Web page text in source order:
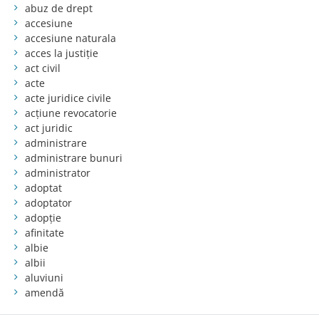
abuz de drept
accesiune
accesiune naturala
acces la justiție
act civil
acte
acte juridice civile
acțiune revocatorie
act juridic
administrare
administrare bunuri
administrator
adoptat
adoptator
adopție
afinitate
albie
albii
aluviuni
amendă